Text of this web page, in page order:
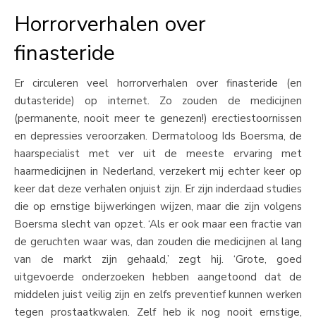
Horrorverhalen over
finasteride
Er circuleren veel horrorverhalen over finasteride (en
dutasteride) op internet. Zo zouden de medicijnen
(permanente, nooit meer te genezen!) erectiestoornissen
en depressies veroorzaken. Dermatoloog Ids Boersma, de
haarspecialist met ver uit de meeste ervaring met
haarmedicijnen in Nederland, verzekert mij echter keer op
keer dat deze verhalen onjuist zijn. Er zijn inderdaad studies
die op ernstige bijwerkingen wijzen, maar die zijn volgens
Boersma slecht van opzet. ‘Als er ook maar een fractie van
de geruchten waar was, dan zouden die medicijnen al lang
van de markt zijn gehaald,’ zegt hij. ‘Grote, goed
uitgevoerde onderzoeken hebben aangetoond dat de
middelen juist veilig zijn en zelfs preventief kunnen werken
tegen prostaatkwalen. Zelf heb ik nog nooit ernstige,